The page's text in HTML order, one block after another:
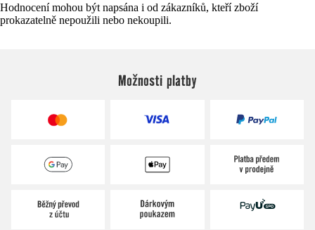
Hodnocení mohou být napsána i od zákazníků, kteří zboží
prokazatelně nepoužili nebo nekoupili.
Možnosti platby